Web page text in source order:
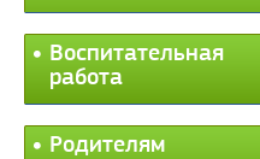
Воспитательная
работа
Родителям